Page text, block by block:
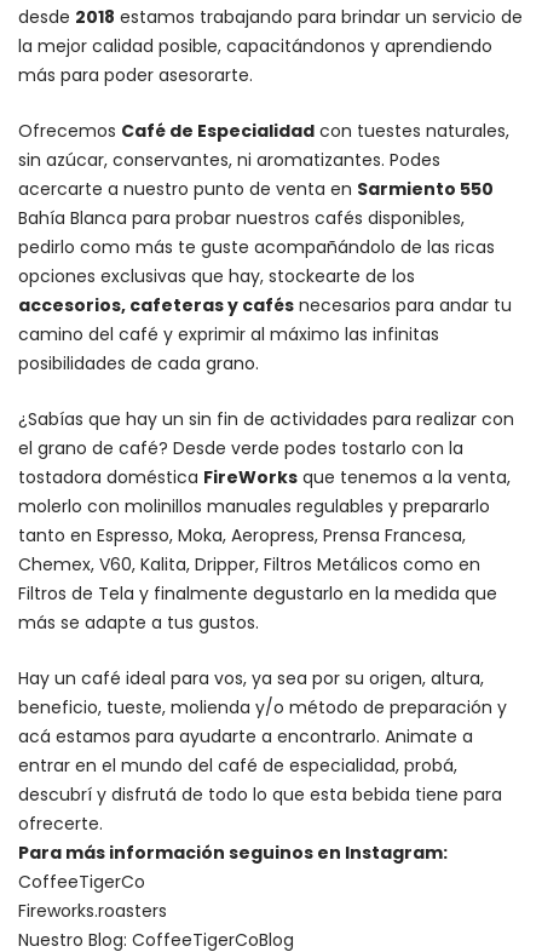
desde 2018 estamos trabajando para brindar un servicio de
la mejor calidad posible, capacitándonos y aprendiendo
más para poder asesorarte.
Ofrecemos Café de Especialidad con tuestes naturales,
sin azúcar, conservantes, ni aromatizantes. Podes
acercarte a nuestro punto de venta en Sarmiento 550
Bahía Blanca para probar nuestros cafés disponibles,
pedirlo como más te guste acompañándolo de las ricas
opciones exclusivas que hay, stockearte de los
accesorios, cafeteras y cafés necesarios para andar tu
camino del café y exprimir al máximo las infinitas
posibilidades de cada grano.
¿Sabías que hay un sin fin de actividades para realizar con
el grano de café? Desde verde podes tostarlo con la
tostadora doméstica FireWorks que tenemos a la venta,
molerlo con molinillos manuales regulables y prepararlo
tanto en Espresso, Moka, Aeropress, Prensa Francesa,
Chemex, V60, Kalita, Dripper, Filtros Metálicos como en
Filtros de Tela y finalmente degustarlo en la medida que
más se adapte a tus gustos.
Hay un café ideal para vos, ya sea por su origen, altura,
beneficio, tueste, molienda y/o método de preparación y
acá estamos para ayudarte a encontrarlo. Animate a
entrar en el mundo del café de especialidad, probá,
descubrí y disfrutá de todo lo que esta bebida tiene para
ofrecerte.
Para más información seguinos en Instagram:
CoffeeTigerCo
Fireworks.roasters
Nuestro Blog: CoffeeTigerCoBlog